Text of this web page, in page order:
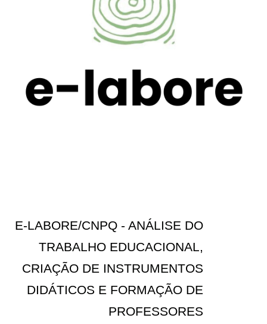
E-LABORE/CNPQ - ANÁLISE DO
TRABALHO EDUCACIONAL,
CRIAÇÃO DE INSTRUMENTOS
DIDÁTICOS E FORMAÇÃO DE
PROFESSORES